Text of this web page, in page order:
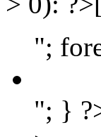
";
"; }